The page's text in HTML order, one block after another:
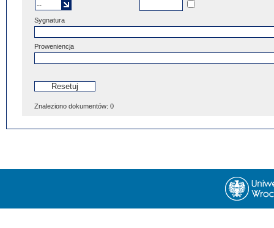
Sygnatura
Proweniencja
Znaleziono dokumentów: 0